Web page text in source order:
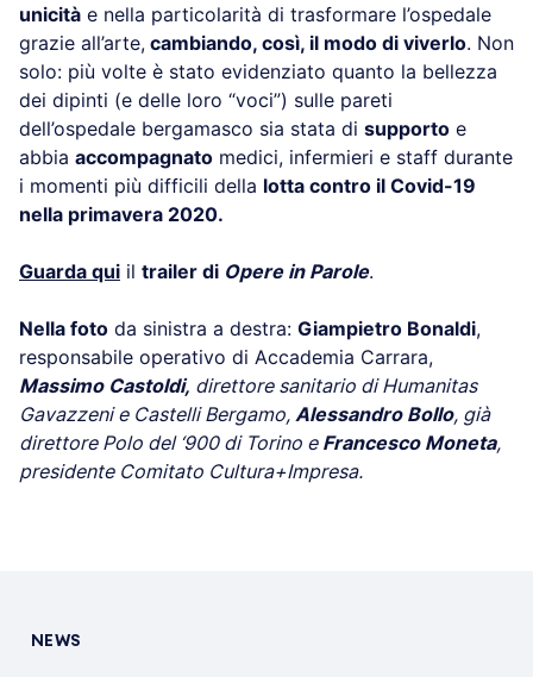
unicità e nella particolarità di trasformare l’ospedale
grazie all’arte, cambiando, così, il modo di viverlo. Non
solo: più volte è stato evidenziato quanto la bellezza
dei dipinti (e delle loro “voci”) sulle pareti
dell’ospedale bergamasco sia stata di supporto e
abbia accompagnato medici, infermieri e staff durante
i momenti più difficili della lotta contro il Covid-19
nella primavera 2020.
Guarda qui il trailer di Opere in Parole.
Nella foto da sinistra a destra: Giampietro Bonaldi,
responsabile operativo di Accademia Carrara,
Massimo Castoldi, direttore sanitario di Humanitas
Gavazzeni e Castelli Bergamo, Alessandro Bollo, già
direttore Polo del ‘900 di Torino e Francesco Moneta,
presidente Comitato Cultura+Impresa.
NEWS